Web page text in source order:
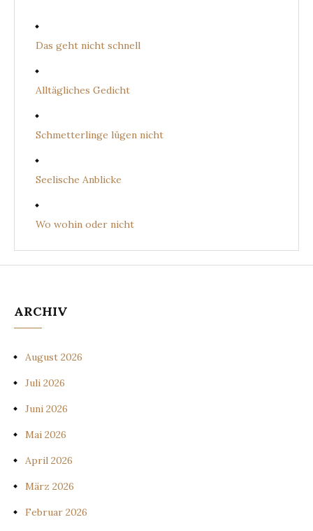
Das geht nicht schnell
Alltägliches Gedicht
Schmetterlinge lügen nicht
Seelische Anblicke
Wo wohin oder nicht
ARCHIV
August 2026
Juli 2026
Juni 2026
Mai 2026
April 2026
März 2026
Februar 2026